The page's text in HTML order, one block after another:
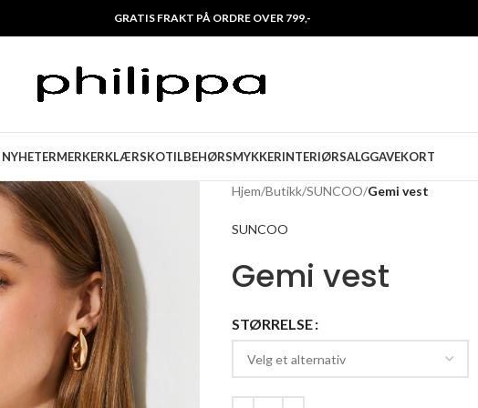
GRATIS FRAKT PÅ ORDRE OVER 799,-
NYHETERMERKERKLÆRSKOTILBEHØRSMYKKERINTERIØRSALGGAVEKORT
Hjem/Butikk/SUNCOO/Gemi vest
SUNCOO
Gemi vest
STØRRELSE